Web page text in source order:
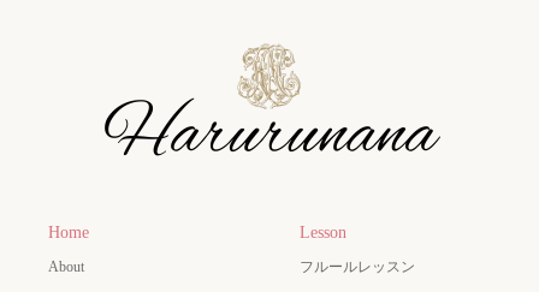
Home
About
Lesson
フルールレッスン